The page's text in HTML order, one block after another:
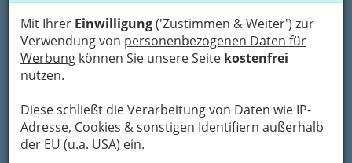
Mit Ihrer Einwilligung('Zustimmen & Weiter') zur
Verwendung von personenbezogenen Daten für
Werbung können Sie unsere Seite kostenfrei
nutzen.
Diese schließt die Verarbeitung von Daten wie IP-
Adresse, Cookies & sonstigen Identifiern außerhalb
der EU (u.a. USA) ein.
Karte
Adresse mit Google Maps anschauen